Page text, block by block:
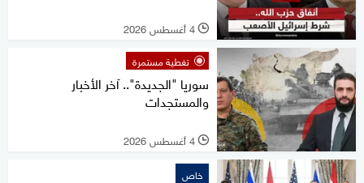
l 4 أغسطس 2026
تغطية مستمرة
سوريا "الجديدة".. آخر الأخبار
والمستجدات
l 4 أغسطس 2026
خاص